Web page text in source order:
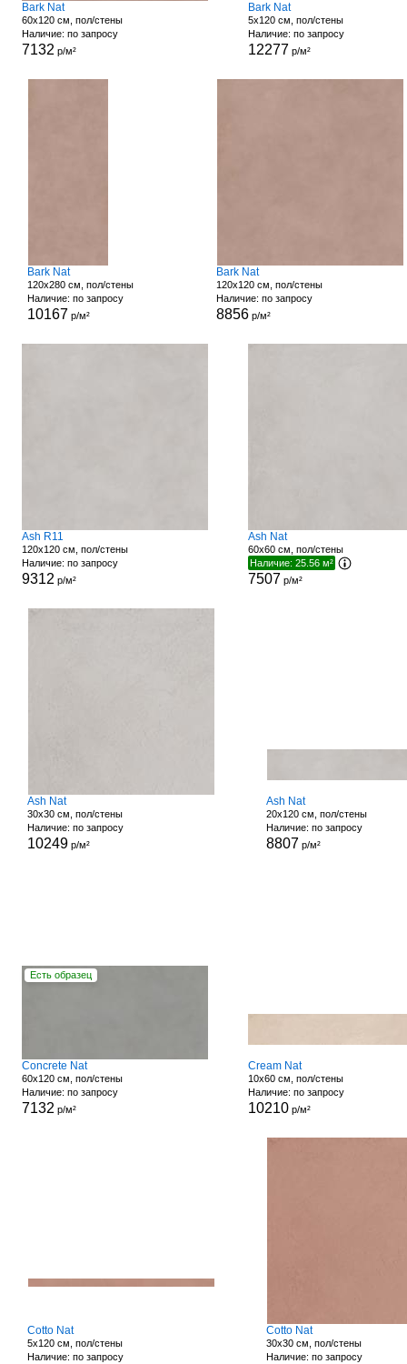
Bark Nat
60x120 см, пол/стены
Наличие: по запросу
7132 р/м²
Bark Nat
5x120 см, пол/стены
Наличие: по запросу
12277 р/м²
Bark Nat
120x280 см, пол/стены
Наличие: по запросу
10167 р/м²
Bark Nat
120x120 см, пол/стены
Наличие: по запросу
8856 р/м²
Ash R11
120x120 см, пол/стены
Наличие: по запросу
9312 р/м²
Ash Nat
60x60 см, пол/стены
Наличие: 25.56 м²
7507 р/м²
Ash Nat
30x30 см, пол/стены
Наличие: по запросу
10249 р/м²
Ash Nat
20x120 см, пол/стены
Наличие: по запросу
8807 р/м²
Есть образец
Concrete Nat
60x120 см, пол/стены
Наличие: по запросу
7132 р/м²
Cream Nat
10x60 см, пол/стены
Наличие: по запросу
10210р/м²
Cotto Nat
5x120 см, пол/стены
Наличие: по запросу
Cotto Nat
30x30 см, пол/стены
Наличие: по запросу